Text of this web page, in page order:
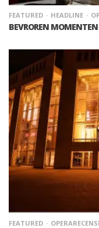
FEATURED HEADLINE
BEVROREN
FEATURED